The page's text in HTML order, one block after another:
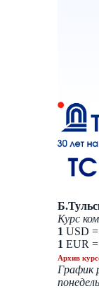
Курс
1 USD =
1 EUR =
Архив
График